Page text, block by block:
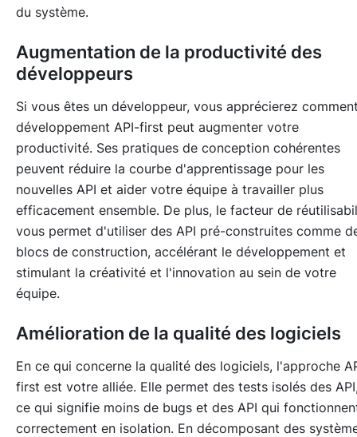
du système.
Augmentation de la productivité des
développeurs
Si vous êtes un développeur, vous apprécierez
développement API-first peut augmenter votre
productivité. Ses pratiques de conception cohérentes
peuvent réduire la courbe d'apprentissage pour les
nouvelles API et aider votre équipe à travailler plus
efficacement ensemble. De plus, le facteur de
vous permet d'utiliser des API pré-construites comme
blocs de construction, accélérant le développement et
stimulant la créativité et l'innovation au sein de votre
équipe.
Amélioration de la qualité des logiciels
En ce qui concerne la qualité des logiciels, l'approche
first est votre alliée. Elle permet des tests isolés des
ce qui signifie moins de bugs et des API qui
correctement en isolation. En décomposant des